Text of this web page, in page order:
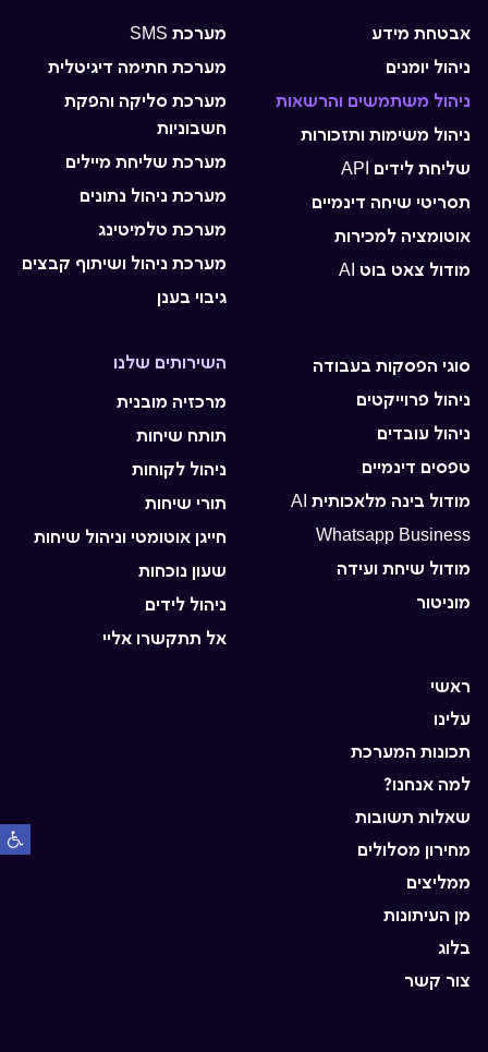
פתח
ראשי
עלינו
תכונות המערכת
למה אנחנו?
שאלות תשובות
מחירון מסלולים
ממליצים
מן העיתונות
בלוג
צור קשר
השירותים שלנו
מרכזיה מובנית
תותח שיחות
ניהול לקוחות
תורי שיחות
חייגן אוטומטי וניהול שיחות
שעון נוכחות
ניהול לידים
אל תתקשרו אליי
סוגי הפסקות בעבודה
ניהול פרוייקטים
ניהול עובדים
טפסים דינמיים
מודול בינה מלאכותית AI
Whatsapp Business
מודול שיחת ועידה
מוניטור
מערכת SMS
מערכת חתימה דיגיטלית
מערכת סליקה והפקת
חשבוניות
מערכת שליחת מיילים
מערכת ניהול נתונים
מערכת טלמיטינג
מערכת ניהול ושיתוף קבצים
גיבוי בענן
אבטחת מידע
ניהול יומנים
ניהול משתמשים והרשאות
ניהול משימות ותזכורות
שליחת לידים API
תסריטי שיחה דינמיים
אוטומציה למכירות
מודול צאט בוט AI